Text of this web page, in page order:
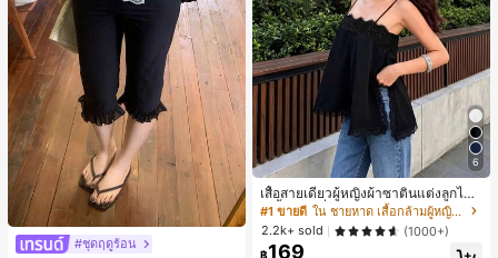
#ชุดฤดูร้อน
#4 ขายดี
6
เสื้อสายเดี่ยวผู้หญิงผ้าซาตินแต่งลูกไม้
- เสื้อสายเดี่ยวฤดูร้อนสีขากีมีรอยผ่าด้า
นข้างที่น่าดึงดูด ลำลองสีดำ สำหรับเธอ
#1 ขายดี
ใน ชายหาด เสื้อกล้ามผู้หญิง & Camis
2.2k+ sold
(1000+)
฿169